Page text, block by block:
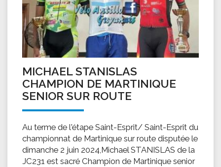
MICHAEL STANISLAS
CHAMPION DE MARTINIQUE
SENIOR SUR ROUTE
Au terme de l'étape Saint-Esprit/ Saint-Esprit du
championnat de Martinique sur route disputée le
dimanche 2 juin 2024,Michael STANISLAS de la
JC231 est sacré Champion de Martinique senior